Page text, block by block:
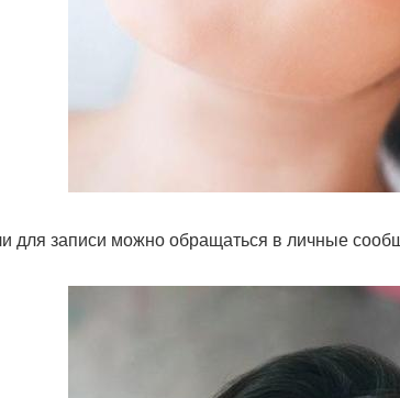
для записи можно обращаться в личные